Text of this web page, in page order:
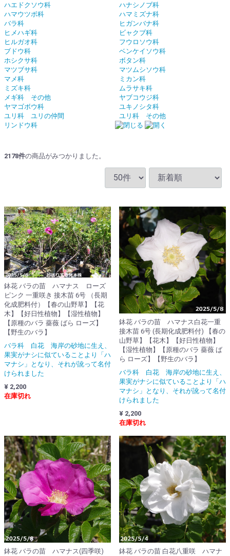
ハエドクソウ科
ハナシノブ科
ハマウツボ科
ハマミズナ科
バラ科
ヒガンバナ科
ヒメハギ科
ビャクブ科
ヒルガオ科
フウロソウ科
ブドウ科
ベンケイソウ科
ホシクサ科
ボタン科
マツブサ科
マツムシソウ科
マメ科
ミカン科
ミズキ科
ムラサキ科
メギ科 その他
ヤブコウジ科
ヤマゴボウ科
ユキノシタ科
ユリ科 ユリの仲間
ユリ科 その他
リンドウ科
2178件の商品がみつかりました。
鉢花 バラの苗 ハマナス ローズ
ピンク 一重咲き 接木苗 6号 （長期
化成肥料付）【春の山野草】【花
木】【好日性植物】【湿性植物】
【原種のバラ 薔薇 ばら ローズ】
【野生のバラ】
バラ科 白花 海岸の砂地に生え、
果実がナシに似ていることより「ハ
マナシ」となり、それが訛って名付
けられました
¥ 2,200
在庫切れ
鉢花 バラの苗 ハマナス白花一重
接木苗 6号 (長期化成肥料付) 【春の
山野草】【花木】【好日性植物】
【湿性植物】【原種のバラ 薔薇 ば
ら ローズ】【野生のバラ】
バラ科 白花 海岸の砂地に生え、
果実がナシに似ていることより「ハ
マナシ」となり、それが訛って名付
けられました
¥ 2,200
在庫切れ
鉢花 バラの苗 ハマナス(四季咲)
鉢花 バラの苗 白花八重咲 ハマナ